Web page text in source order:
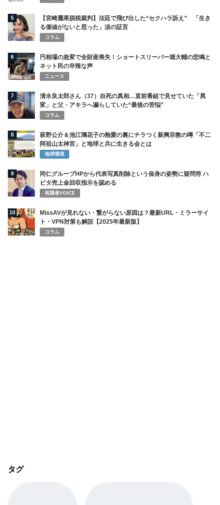
5
【宮崎麗果脱税裁判】法廷で飛び出した“セクハラ訴え” 「生き
る価値がないと思った」涙の証言
コラム
6
円相場の急変で全財産喪失！ショートスリーパー堀大輔の悲鳴と
ネット民の辛辣な声
ニュース
7
清水良太郎さん（37）自死の真相…直前番組で見せていた「異
変」と父・アキラへ漏らしていた“最後の苦悩”
コラム
8
萩野公介＆池江璃花子の熱愛の裏にチラつく新興宗教の噂「不二
阿祖山太神宮」と地球と共に生きる会とは
地球環境
9
同仁グループHPから代表写真削除という保身の姿勢に疑問符 ハ
ビタ売上金回収指示を認める
有識者VOICE
10
MissAVが見れない・繋がらない原因は？最新URL・ミラーサイ
ト・VPN対策も解説【2025年最新版】
コラム
タグ